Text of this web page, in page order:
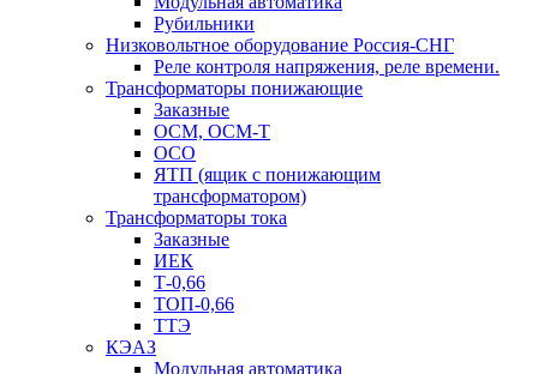
Рубильники
Низковольтное оборудование Россия-СНГ
Реле контроля напряжения, реле времени.
Трансформаторы понижающие
Заказные
ОСМ, ОСМ-Т
ОСО
ЯТП (ящик с понижающим
трансформатором)
Трансформаторы тока
Заказные
ИЕК
Т-0,66
ТОП-0,66
ТТЭ
КЭАЗ
Модульная автоматика